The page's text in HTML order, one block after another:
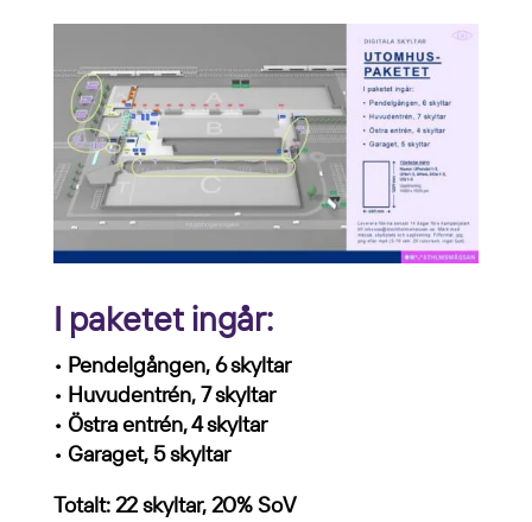
I paketet ingår:
• Pendelgången, 6 skyltar
• Huvudentrén, 7 skyltar
• Östra entrén, 4 skyltar
• Garaget, 5 skyltar
Totalt: 22 skyltar, 20% SoV